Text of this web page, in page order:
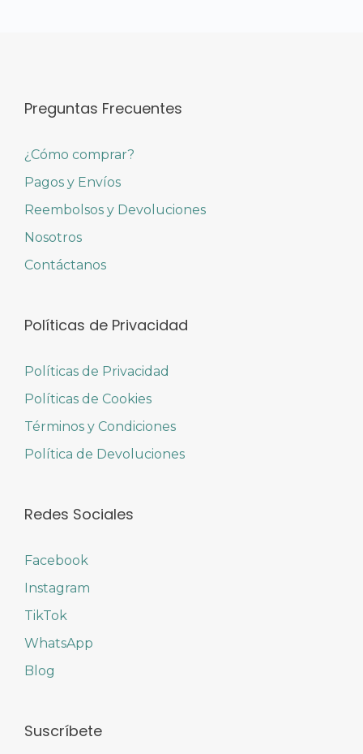
Preguntas Frecuentes
¿Cómo comprar?
Pagos y Envíos
Reembolsos y Devoluciones
Nosotros
Contáctanos
Políticas de Privacidad
Políticas de Privacidad
Políticas de Cookies
Términos y Condiciones
Política de Devoluciones
Redes Sociales
Facebook
Instagram
TikTok
WhatsApp
Blog
Suscríbete